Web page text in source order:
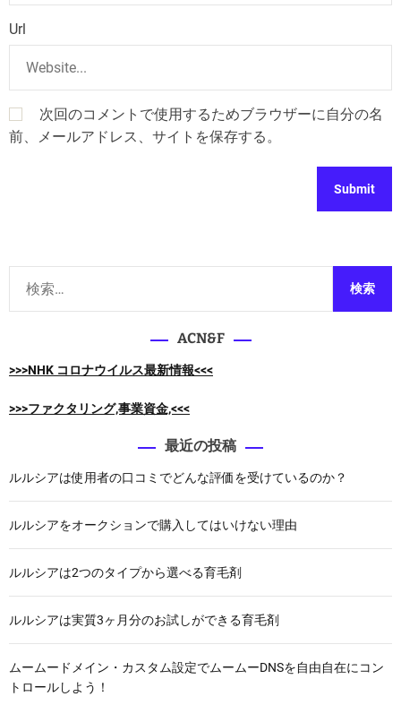
Url
次回のコメントで使用するためブラウザーに自分の名
前、メールアドレス、サイトを保存する。
ACN&F
>>>NHK コロナウイルス最新情報<<<
>>>ファクタリング,事業資金,<<<
最近の投稿
ルルシアは使用者の口コミでどんな評価を受けているのか？
ルルシアをオークションで購入してはいけない理由
ルルシアは2つのタイプから選べる育毛剤
ルルシアは実質3ヶ月分のお試しができる育毛剤
ムームードメイン・カスタム設定でムームーDNSを自由自在にコン
トロールしよう！